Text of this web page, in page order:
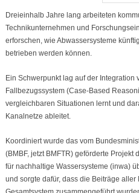
Dreieinhalb Jahre lang arbeiteten
Technikunternehmen und
erforschen, wie Abwassersysteme
betrieben werden können.
Ein Schwerpunkt lag auf der
Fallbezugssystem (Case-Based
vergleichbaren Situationen lernt und
Kanalnetze ableitet.
Koordiniert wurde das vom
(BMBF, jetzt BMFTR) geförderte Projekt
für nachhaltige Wassersysteme (inwa)
und sorgte dafür, dass die Beiträge